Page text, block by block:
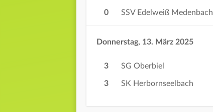
0 SSV Edelweiß Medenbach
Donnerstag, 13. März 2025
3
3
SG Oberbiel
SK Herbornseelbach